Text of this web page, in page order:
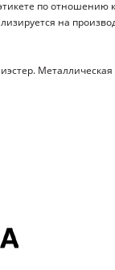
по
на